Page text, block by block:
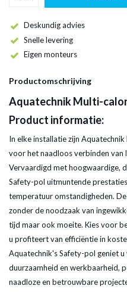
Deskundig advies
Snelle levering
Eigen monteurs
Productomschrijving
Aquatechnik Multi-calor
Product informatie:
In elke installatie zijn
voor het naadloos verbinden van
Vervaardigd met hoogwaardige,
Safety-pol uitmuntende
temperatuur omstandigheden.
zonder de noodzaak van
tijd maar ook moeite. Kies voor
u profiteert van efficiëntie in
Aquatechnik's Safety-pol geniet u
duurzaamheid en werkbaarheid,
naadloze en betrouwbare